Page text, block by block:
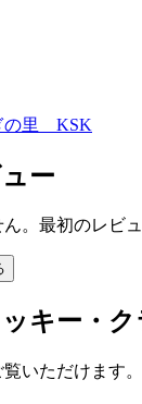
の里 KSK
ー
。最初のレビ
キー・
いただけます